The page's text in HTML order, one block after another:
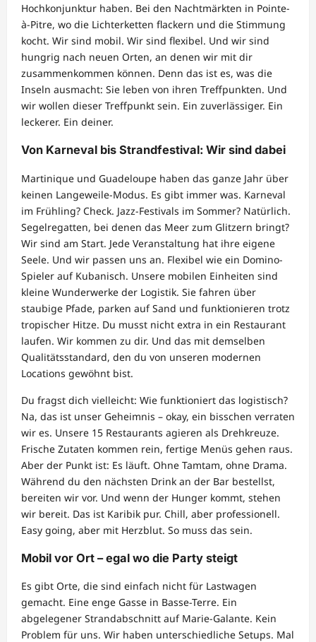
Hochkonjunktur haben. Bei den Nachtmärkten in Pointe-
à-Pitre, wo die Lichterketten flackern und die Stimmung
kocht. Wir sind mobil. Wir sind flexibel. Und wir sind
hungrig nach neuen Orten, an denen wir mit dir
zusammenkommen können. Denn das ist es, was die
Inseln ausmacht: Sie leben von ihren Treffpunkten. Und
wir wollen dieser Treffpunkt sein. Ein zuverlässiger. Ein
leckerer. Ein deiner.
Von Karneval bis Strandfestival: Wir sind dabei
Martinique und Guadeloupe haben das ganze Jahr über
keinen Langeweile-Modus. Es gibt immer was. Karneval
im Frühling? Check. Jazz-Festivals im Sommer? Natürlich.
Segelregatten, bei denen das Meer zum Glitzern bringt?
Wir sind am Start. Jede Veranstaltung hat ihre eigene
Seele. Und wir passen uns an. Flexibel wie ein Domino-
Spieler auf Kubanisch. Unsere mobilen Einheiten sind
kleine Wunderwerke der Logistik. Sie fahren über
staubige Pfade, parken auf Sand und funktionieren trotz
tropischer Hitze. Du musst nicht extra in ein Restaurant
laufen. Wir kommen zu dir. Und das mit demselben
Qualitätsstandard, den du von unseren modernen
Locations gewöhnt bist.
Du fragst dich vielleicht: Wie funktioniert das logistisch?
Na, das ist unser Geheimnis – okay, ein bisschen verraten
wir es. Unsere 15 Restaurants agieren als Drehkreuze.
Frische Zutaten kommen rein, fertige Menüs gehen raus.
Aber der Punkt ist: Es läuft. Ohne Tamtam, ohne Drama.
Während du den nächsten Drink an der Bar bestellst,
bereiten wir vor. Und wenn der Hunger kommt, stehen
wir bereit. Das ist Karibik pur. Chill, aber professionell.
Easy going, aber mit Herzblut. So muss das sein.
Mobil vor Ort – egal wo die Party steigt
Es gibt Orte, die sind einfach nicht für Lastwagen
gemacht. Eine enge Gasse in Basse-Terre. Ein
abgelegener Strandabschnitt auf Marie-Galante. Kein
Problem für uns. Wir haben unterschiedliche Setups. Mal